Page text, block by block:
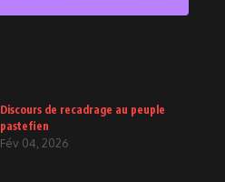
Discours de recadrage au peuple
pastefien
Fév 04, 2026